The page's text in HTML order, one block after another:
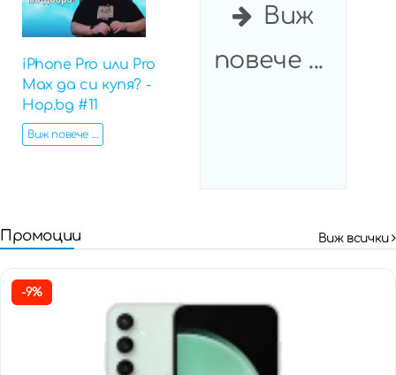
iPhone Pro или Pro
Max да си купя? -
Hop.bg #11
Виж повече ...
Виж
повече ...
Промоции Виж всички
-9%